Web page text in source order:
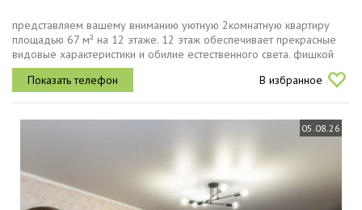
представляем вашему вниманию уютную 2комнатную квартиру
площадью 67 м² на 12 этаже. 12 этаж обеспечивает прекрасные
видовые характеристики и обилие естественного света. фишкой
квартиры является прекрасный вид на парк гагаринский.
комфортная и...
В избранное
05.08.26